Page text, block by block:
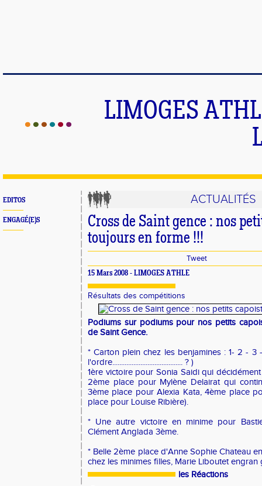
LIMOGES
EDITOS
ENGAGÉ(E)S
ACTUALITÉS
Cross de Saint gence : nos
toujours en forme !!!
Tweet
15 Mars 2008 - LIMOGES ATHLE
Résultats des compétitions
Podiums sur podiums pour nos petits
de Saint Gence.
* Carton plein chez les benjamines : 1- 2 -
l'ordre........................................ ? )
1ère victoire pour Sonia Saidi qui
2ème place pour Mylène Delairat qui
3ème place pour Alexia Kata, 4ème place
place pour Louise Ribière).
* Une autre victoire en minime pour
Clément Anglada 3ème.
* Belle 2ème place d'Anne Sophie Chateau
chez les minimes filles, Marie Liboutet engran
les Réactions